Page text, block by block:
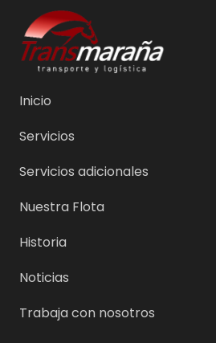
Inicio
Servicios
Servicios adicionales
Nuestra Flota
Historia
Noticias
Trabaja con nosotros